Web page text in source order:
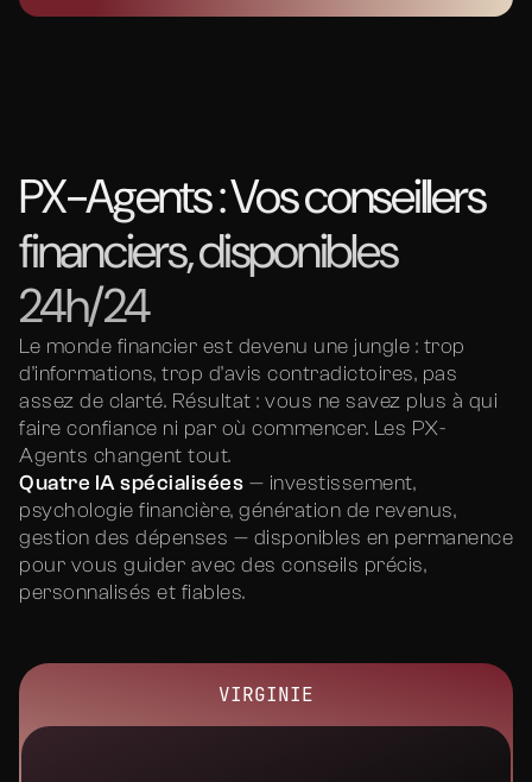
PX-Agents : Vos conseillers
financiers, disponibles
24h/24
Le monde financier est devenu une jungle : trop
d’informations, trop d’avis contradictoires, pas
assez de clarté. Résultat : vous ne savez plus à qui
faire confiance ni par où commencer. Les PX-
Agents changent tout.
Quatre IA spécialisées — investissement,
psychologie financière, génération de revenus,
gestion des dépenses — disponibles en permanence
pour vous guider avec des conseils précis,
personnalisés et fiables.
VIRGINIE